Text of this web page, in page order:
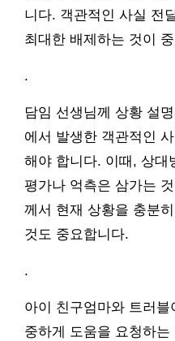
니다. 객관적인 사실 전
최대한 배제하는 것이
.
담임 선생님께 상황 설
에서 발생한 객관적인
해야 합니다. 이때, 상대
평가나 억측은 삼가는
께서 현재 상황을 충분
것도 중요합니다.
.
아이 친구엄마와 트러
중하게 도움을 요청하